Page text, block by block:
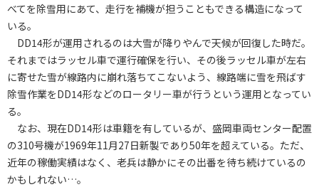
べてを除雪用にあて、走行を補機が担うこともできる構造になって
いる。
DD14形が運用されるのは大雪が降りやんで天候が回復した時だ。
それまではラッセル車で運行確保を行い、その後ラッセル車が左右
に寄せた雪が線路内に崩れ落ちてこないよう、線路端に雪を飛ばす
除雪作業をDD14形などのロータリー車が行うという運用となってい
る。
なお、現在DD14形は車籍を有しているが、盛岡車両センター配置
の310号機が1969年11月27日新製であり50年を超えている。ただ、
近年の稼働実績はなく、老兵は静かにその出番を待ち続けているの
かもしれない…。